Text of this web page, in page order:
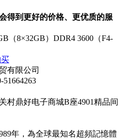
得到更好的价格、更优质的服
（8×32GB）DDR4 3600（F4-
有限公司
51664263
村鼎好电子商城B座4901精品间
年，為全球最知名超頻記憶體